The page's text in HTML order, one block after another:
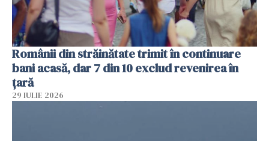
Românii din străinătate trimit în continuare
bani acasă, dar 7 din 10 exclud revenirea în
țară
29 IULIE 2026